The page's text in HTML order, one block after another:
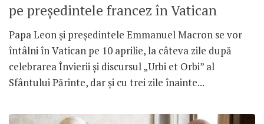
pe președintele francez în Vatican
Papa Leon și președintele Emmanuel Macron se vor
întâlni în Vatican pe 10 aprilie, la câteva zile după
celebrarea Învierii și discursul „Urbi et Orbi” al
Sfântului Părinte, dar și cu trei zile înainte...